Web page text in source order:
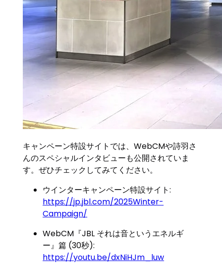
キャンペーン特設サイトでは、WebCMや詩羽さ
んのスペシャルインタビューも公開されていま
す。ぜひチェックしてみてください。
ウインターキャンペーン特設サイト:
https://jp.jbl.com/2025Winter-
Campaign/
WebCM『JBL それは音というエネルギ
ー』篇 (30秒):
https://youtu.be/dxNiHJm_luw